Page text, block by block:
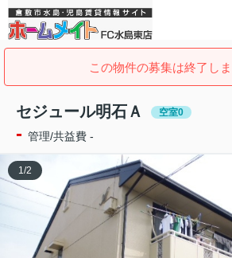
この物件の募集は終了しま
セジュール明石Ａ 空室0
- 管理/共益費 -
1/2